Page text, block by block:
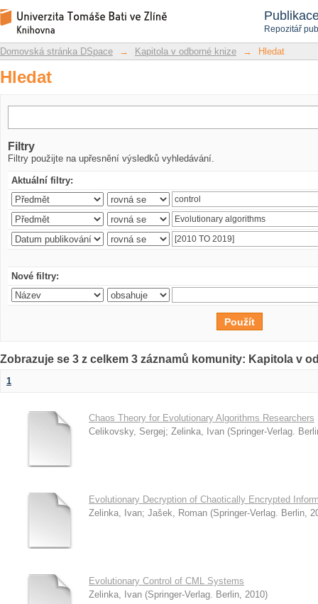
Repozitář
Hledat
Repozitář DSpace/Manakin
Domovská stránka DSpace → Kapitola v odborné knize → Hledat
Hledat
Filtry
Filtry použijte na upřesnění výsledků vyhledávání.
Aktuální filtry:
Nové filtry:
Zobrazuje se 3 z celkem 3 záznamů komunity: Kapitola v
1
Chaos Theory for Evolutionary Algorithms Researchers
Celikovsky, Sergej; Zelinka, Ivan (Springer-Verlag.
Evolutionary Decryption of Chaotically Encrypted
Zelinka, Ivan; Jašek, Roman (Springer-Verlag. Berlin,
Evolutionary Control of CML Systems
Zelinka, Ivan (Springer-Verlag. Berlin, 2010)